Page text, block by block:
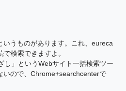
うものがあります。これ、eureca
検索できますよ。
」というWebサイト一括検索ツー
いので、Chrome+searchcenterで